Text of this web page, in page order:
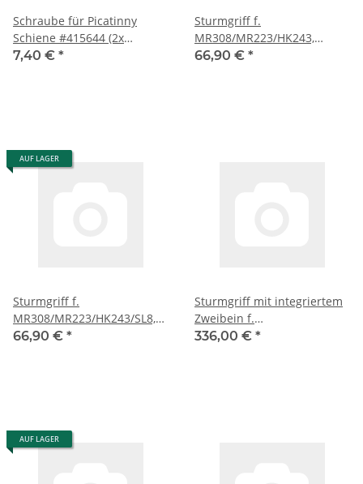
Schraube für Picatinny
Schiene #415644 (2x
benötigt) f. SP5K
7,40 € *
Sturmgriff f.
MR308/MR223/HK243,
sandfarben, Adaption
66,90 € *
AUF LAGER
Sturmgriff f.
MR308/MR223/HK243/SL8,
schwarz, Adaption Picatinny
66,90 € *
Sturmgriff mit integriertem
Zweibein f.
MR308/MR223/HK243/SL8,
336,00 € *
AUF LAGER